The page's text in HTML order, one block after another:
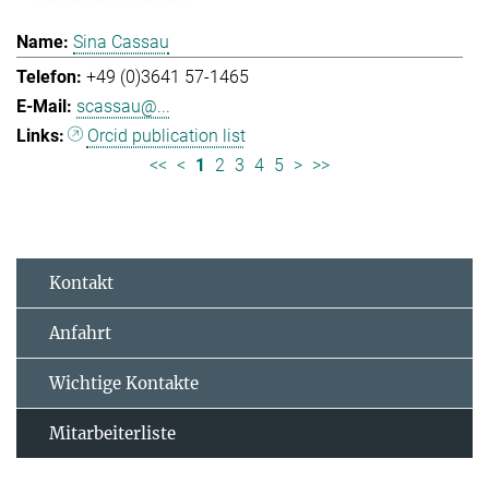
Sina Cassau
+49 (0)3641 57-1465
scassau@...
Orcid publication list
<< < 1 2 3 4 5 > >>
Kontakt
Anfahrt
Wichtige Kontakte
Mitarbeiterliste